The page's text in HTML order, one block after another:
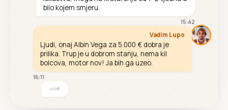
bilo kojem smjeru.
15:42
Vadim Lupo
Ljudi, onaj Albin Vega za 5.000 € dobra je
prilika. Trup je u dobrom stanju, nema kil
bolcova, motor nov! Ja bih ga uzeo.
16:11